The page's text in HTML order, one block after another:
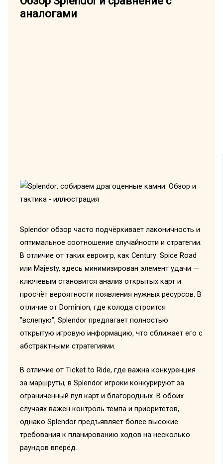
аналогами
Splendor обзор часто подчёркивает лаконичность и
оптимальное соотношение случайности и стратегии.
В отличие от таких евроигр, как Century: Spice Road
или Majesty, здесь минимизирован элемент удачи —
ключевым становится анализ открытых карт и
просчёт вероятности появления нужных ресурсов. В
отличие от Dominion, где колода строится
"вслепую", Splendor предлагает полностью
открытую игровую информацию, что сближает его с
абстрактными стратегиями.
В отличие от Ticket to Ride, где важна конкуренция
за маршруты, в Splendor игроки конкурируют за
ограниченный пул карт и благородных. В обоих
случаях важен контроль темпа и приоритетов,
однако Splendor предъявляет более высокие
требования к планированию ходов на несколько
раундов вперёд.